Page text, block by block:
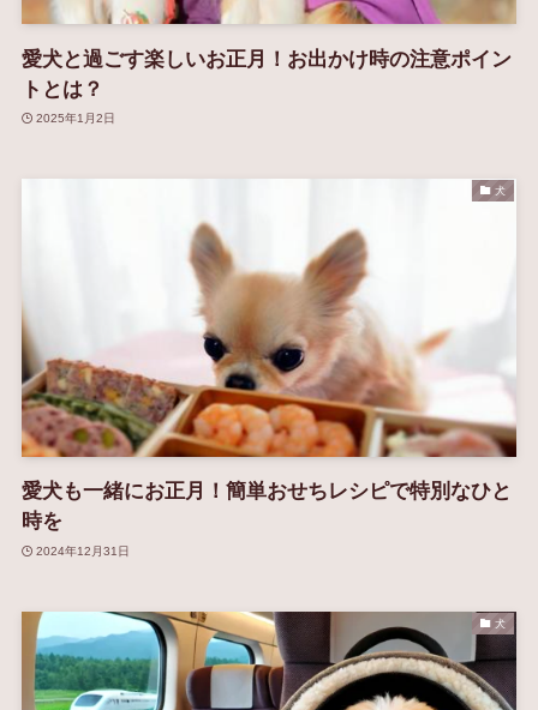
愛犬と過ごす楽しいお正月！お出かけ時の注意ポイン
トとは？
2025年1月2日
犬
愛犬も一緒にお正月！簡単おせちレシピで特別なひと
時を
2024年12月31日
犬